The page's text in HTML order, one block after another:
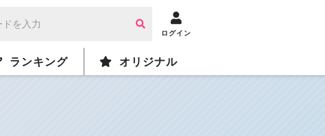
ログイン
ランキング オリジナル